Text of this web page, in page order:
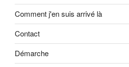
Comment j'en suis arrivé là
Contact
Démarche